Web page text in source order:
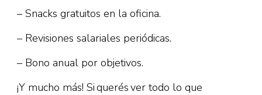
– Snacks gratuitos en la oficina.
– Revisiones salariales periódicas.
– Bono anual por objetivos.
¡Y mucho más! Si querés ver todo lo que